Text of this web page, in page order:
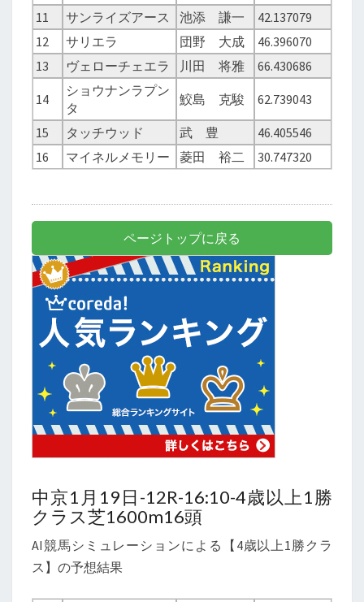
11 サンライズアース 池添 謙一
42.137079
12
サリエラ 団野 大成
46.396070
13
ヴェローチェエラ 川田 将雅 66.430686
14
ショウナンラプン
タ
鮫島 克駿 62.739043
15 タッチウッド 武 豊
46.405546
16
マイネルメモリー 菱田 裕二 30.747320
ページトップに戻る
中京1月19日-12R-16:10-4歳以上1勝
クラス芝1600m16頭
AI競馬シミュレーションによる【4歳以上1勝クラ
ス】の予想結果